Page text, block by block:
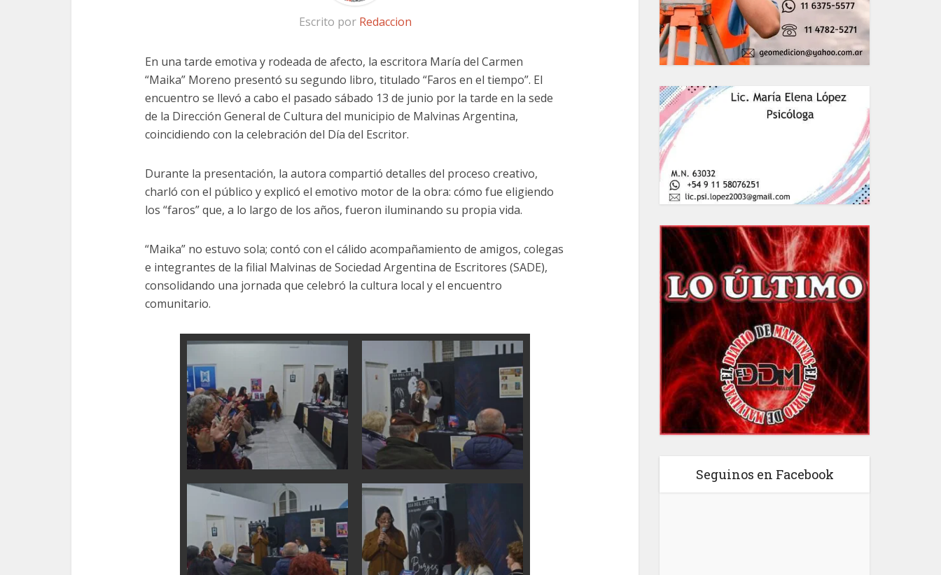
Escrito por Redaccion
En una tarde emotiva y rodeada de afecto, la escritora María del Carmen
“Maika” Moreno presentó su segundo libro, titulado “Faros en el tiempo”. El
encuentro se llevó a cabo el pasado sábado 13 de junio por la tarde en la sede
de la Dirección General de Cultura del municipio de Malvinas Argentina,
coincidiendo con la celebración del Día del Escritor.
Durante la presentación, la autora compartió detalles del proceso creativo,
charló con el público y explicó el emotivo motor de la obra: cómo fue eligiendo
los “faros” que, a lo largo de los años, fueron iluminando su propia vida.
“Maika” no estuvo sola; contó con el cálido acompañamiento de amigos, colegas
e integrantes de la filial Malvinas de Sociedad Argentina de Escritores (SADE),
consolidando una jornada que celebró la cultura local y el encuentro
comunitario.
Seguinos en Facebook